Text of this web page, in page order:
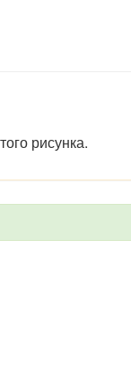
рисунка.